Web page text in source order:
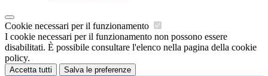
Cookie necessari per il funzionamento
I cookie necessari per il funzionamento non possono essere
disabilitati. È possibile consultare l'elenco nella pagina della cookie
policy.
Accetta tutti Salva le preferenze